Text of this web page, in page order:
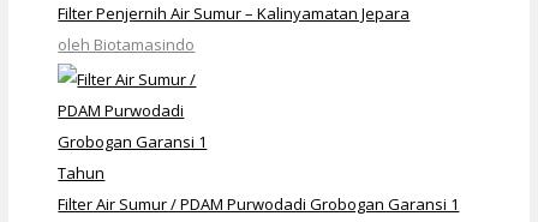
Filter Penjernih Air Sumur – Kalinyamatan Jepara
oleh Biotamasindo
Filter Air Sumur / PDAM Purwodadi Grobogan Garansi 1